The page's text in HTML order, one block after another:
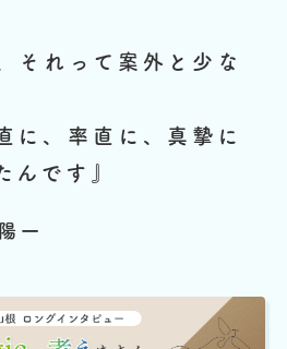
それって案外と少な
に、率直に、真摯に
んです』
一